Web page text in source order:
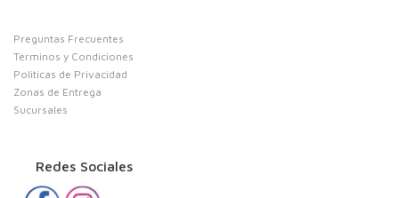
Preguntas Frecuentes
Terminos y Condiciones
Politicas de Privacidad
Zonas de Entrega
Sucursales
Redes Sociales